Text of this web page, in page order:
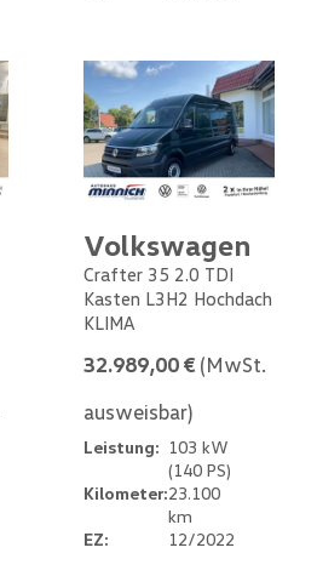
Volkswagen
Crafter 35 2.0 TDI
Kasten L3H2 Hochdach
KLIMA
32.989,00 € (MwSt.
ausweisbar)
Leistung: 103 kW
(140 PS)
Kilometer:23.100
km
EZ:
12/2022